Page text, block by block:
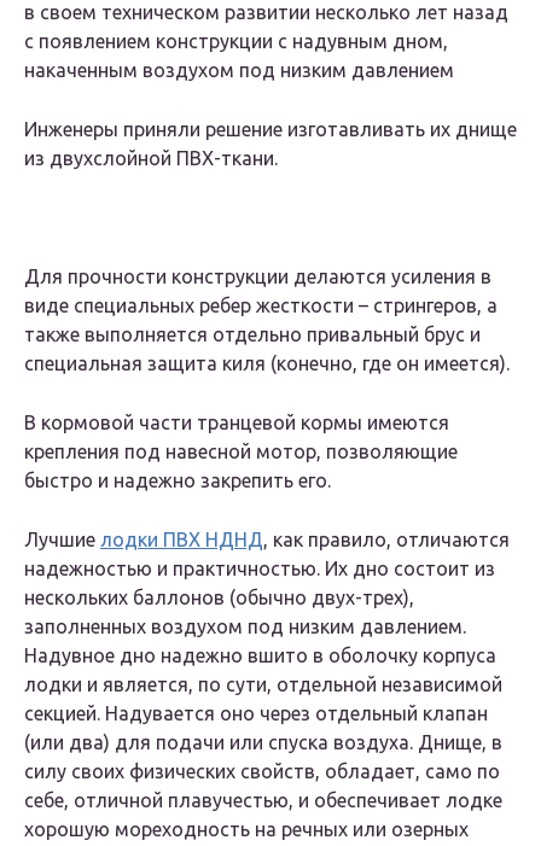
в своем техническом развитии несколько лет назад
с появлением конструкции с надувным дном,
накаченным воздухом под низким давлением
Инженеры приняли решение изготавливать их днище
из двухслойной ПВХ-ткани.
Для прочности конструкции делаются усиления в
виде специальных ребер жесткости – стрингеров, а
также выполняется отдельно привальный брус и
специальная защита киля (конечно, где он имеется).
В кормовой части транцевой кормы имеются
крепления под навесной мотор, позволяющие
быстро и надежно закрепить его.
Лучшие лодки ПВХ НДНД, как правило, отличаются
надежностью и практичностью. Их дно состоит из
нескольких баллонов (обычно двух-трех),
заполненных воздухом под низким давлением.
Надувное дно надежно вшито в оболочку корпуса
лодки и является, по сути, отдельной независимой
секцией. Надувается оно через отдельный клапан
(или два) для подачи или спуска воздуха. Днище, в
силу своих физических свойств, обладает, само по
себе, отличной плавучестью, и обеспечивает лодке
хорошую мореходность на речных или озерных